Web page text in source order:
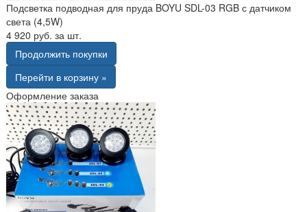
Подсветка подводная для пруда BOYU SDL-03 RGB с датчиком
света (4,5W)
4 920 руб. за шт.
Продолжить покупки
Перейти в корзину »
Оформление заказа